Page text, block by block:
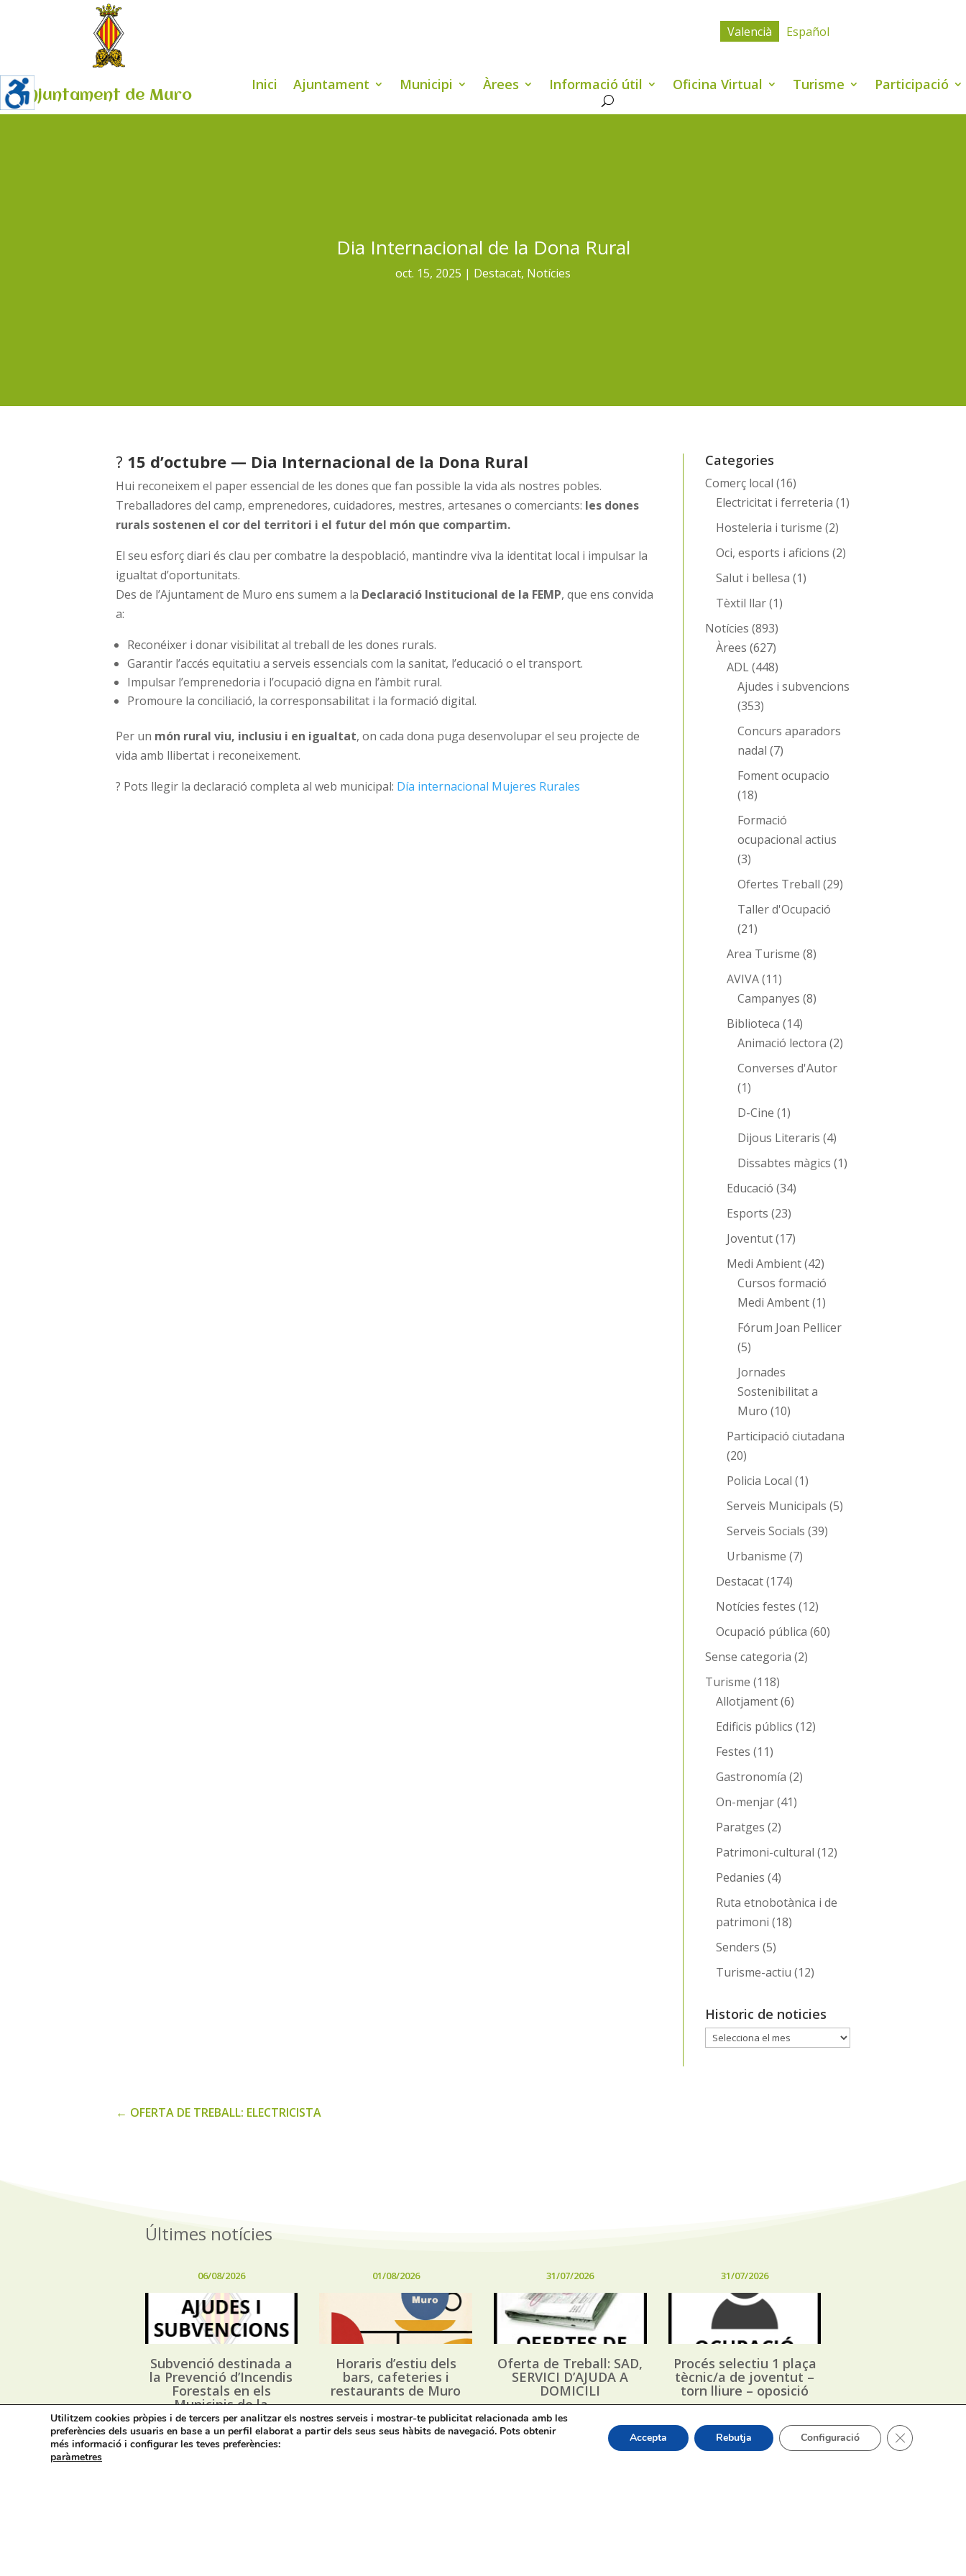
Ajuntament de Muro
Valencià Español
Inici Ajuntament Municipi Àrees Informació útil Oficina Virtual Turisme Participació
Dia Internacional de la Dona Rural
oct. 15, 2025 Destacat, Notícies
? 15 d’octubre — Dia Internacional de la Dona Rural
Hui reconeixem el paper essencial de les dones que fan possible la vida als nostres pobles.
Treballadores del camp, emprenedores, cuidadores, mestres, artesanes o comerciants: les dones
rurals sostenen el cor del territori i el futur del món que compartim.
El seu esforç diari és clau per combatre la despoblació, mantindre viva la identitat local i impulsar la
igualtat d’oportunitats.
Des de l’Ajuntament de Muro ens sumem a la Declaració Institucional de la FEMP, que ens convida
a:
Reconéixer i donar visibilitat al treball de les dones rurals.
Garantir l’accés equitatiu a serveis essencials com la sanitat, l’educació o el transport.
Impulsar l’emprenedoria i l’ocupació digna en l’àmbit rural.
Promoure la conciliació, la corresponsabilitat i la formació digital.
Per un món rural viu, inclusiu i en igualtat, on cada dona puga desenvolupar el seu projecte de
vida amb llibertat i reconeixement.
? Pots llegir la declaració completa al web municipal: Día internacional Mujeres Rurales
Categories
Comerç local (16)
Electricitat i ferreteria (1)
Hosteleria i turisme (2)
Oci, esports i aficions (2)
Salut i bellesa (1)
Tèxtil llar(1)
Notícies (893)
Àrees (627)
ADL(448)
Ajudes i subvencions
(353)
Concurs aparadors
nadal (7)
Foment ocupacio
(18)
Formació
ocupacional actius
(3)
Ofertes Treball (29)
Taller d'Ocupació
(21)
Area Turisme (8)
AVIVA(11)
Campanyes (8)
Biblioteca (14)
Animació lectora (2)
Converses d'Autor
(1)
D-Cine (1)
Dijous Literaris (4)
Dissabtes màgics (1)
Educació (34)
Esports (23)
Joventut(17)
Medi Ambient(42)
Cursos formació
Medi Ambent(1)
Fórum Joan Pellicer
(5)
Jornades
Sostenibilitat a
Muro (10)
Participació ciutadana
(20)
Policia Local (1)
Serveis Municipals (5)
Serveis Socials (39)
Urbanisme (7)
Destacat(174)
Notícies festes (12)
Ocupació pública (60)
Sense categoria (2)
Turisme (118)
Allotjament(6)
Edificis públics (12)
Festes (11)
Gastronomía (2)
On-menjar(41)
Paratges (2)
Patrimoni-cultural (12)
Pedanies (4)
Ruta etnobotànica i de
patrimoni (18)
Senders (5)
Turisme-actiu (12)
Historic de noticies
Historic
← OFERTA DE TREBALL: ELECTRICISTA
Últimes notícies
06/08/2026
Subvenció destinada a
la Prevenció d’Incendis
Forestals en els
Municipis de la
Província d’Alacant, i
execució dels Plans
Locals de Prevenció
01/08/2026
Horaris d’estiu dels
bars, cafeteries i
restaurants de Muro
31/07/2026
Oferta de Treball: SAD,
SERVICI D’AJUDA A
DOMICILI
31/07/2026
Procés selectiu 1 plaça
tècnic/a de joventut –
torn lliure – oposició
Utilitzem cookies pròpies i de tercers per analitzar els nostres serveis i mostrar-te publicitat relacionada amb les
preferències dels usuaris en base a un perfil elaborat a partir dels seus seus hàbits de navegació. Pots obtenir
més informació i configurar les teves preferències:
paràmetres
Accepta Rebutja Configuració Tanca el